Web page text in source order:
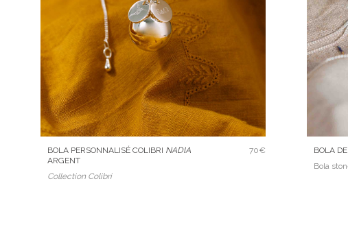
BOLA PERSONNALISÉ COLIBRI NADIA
ARGENT
Collection Colibri
70€
BOLA
Bola